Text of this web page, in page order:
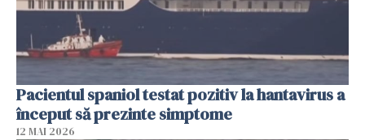
Pacientul spaniol testat pozitiv la hantavirus a
început să prezinte simptome
12 MAI 2026